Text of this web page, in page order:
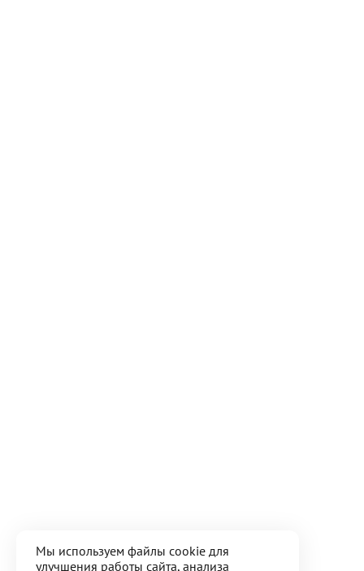
Мы используем файлы cookie для
улучшения работы сайта, анализа